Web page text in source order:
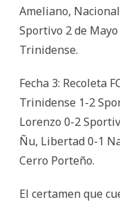
Ameliano,
Sportivo 2 de
Trinidense.
Fecha 3: Recoleta
Trinidense 1-2
Lorenzo 0-2
Ñu, Libertad 0-1
Cerro Porteño.
El certamen que